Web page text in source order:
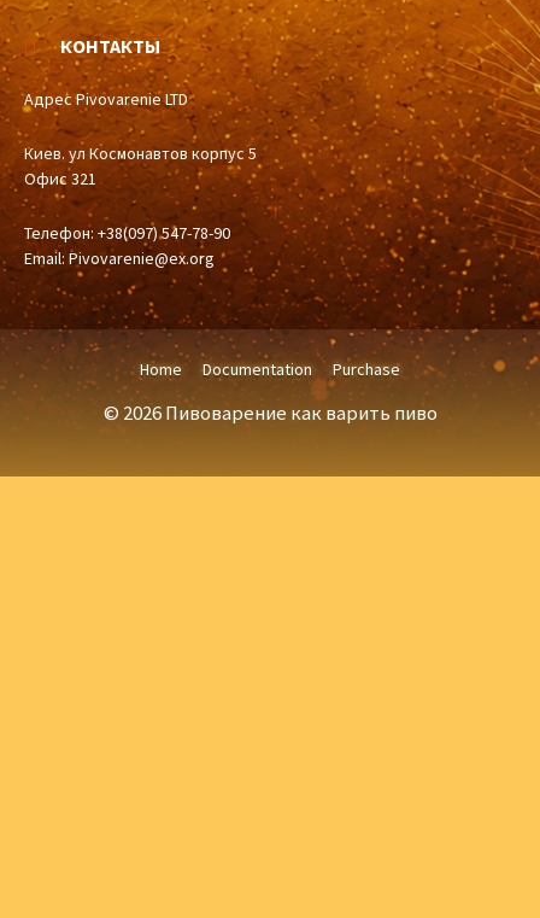
КОНТАКТЫ
Адрес Pivovarenie LTD
Киев. ул Космонавтов корпус 5
Офис 321
Телефон: +38(097) 547-78-90
Email: Pivovarenie@ex.org
Home Documentation Purchase
© 2026 Пивоварение как варить пиво